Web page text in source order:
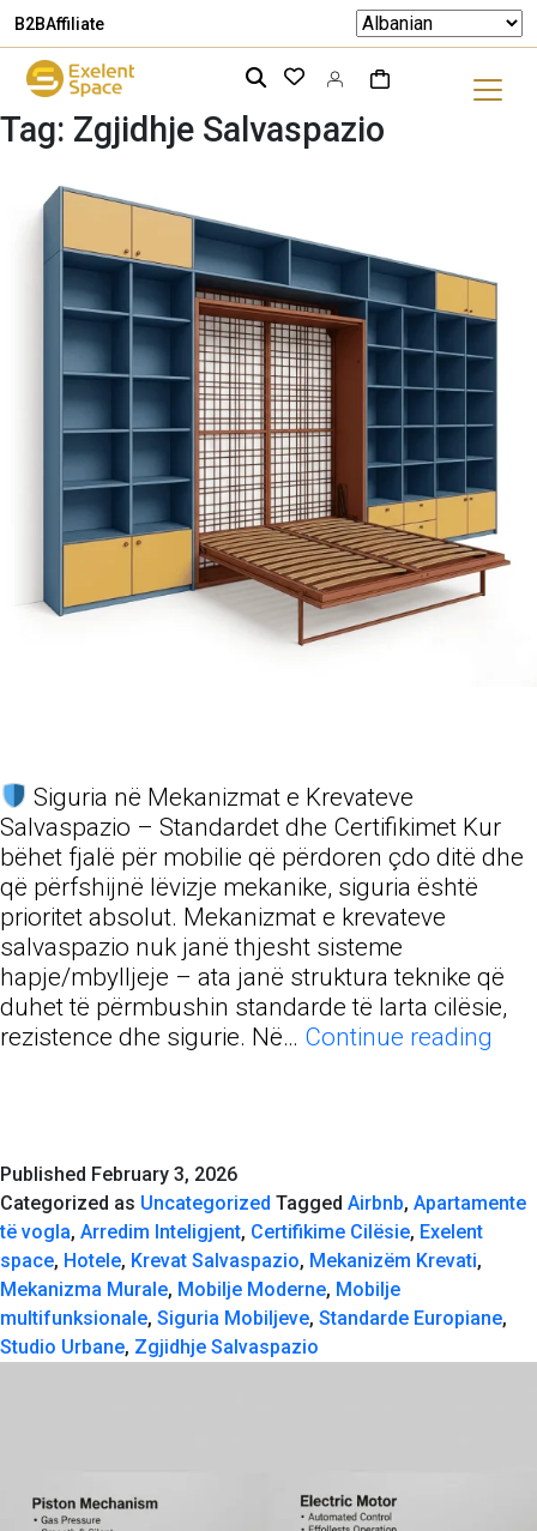
B2BAffiliate
Tag: Zgjidhje Salvaspazio
Siguria në Mekanizmat e Krevateve
Salvaspazio – Standardet dhe Certifikimet Kur
bëhet fjalë për mobilie që përdoren çdo ditë dhe
që përfshijnë lëvizje mekanike, siguria është
prioritet absolut. Mekanizmat e krevateve
salvaspazio nuk janë thjesht sisteme
hapje/mbylljeje – ata janë struktura teknike që
duhet të përmbushin standarde të larta cilësie,
rezistence dhe sigurie. Në… Continue reading
–
Published February 3, 2026
Categorized as Uncategorized Tagged Airbnb, Apartamente
të vogla, Arredim Inteligjent, Certifikime Cilësie, Exelent
space, Hotele, Krevat Salvaspazio, Mekanizëm Krevati,
Mekanizma Murale, Mobilje Moderne, Mobilje
multifunksionale, Siguria Mobiljeve, Standarde Europiane,
Studio Urbane, Zgjidhje Salvaspazio